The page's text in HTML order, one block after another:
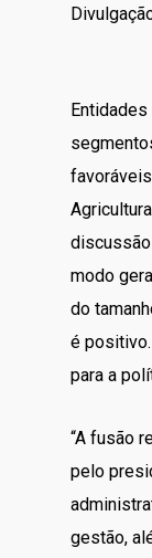
modo
do
é
para a
“A fusão
pelo
gestão,